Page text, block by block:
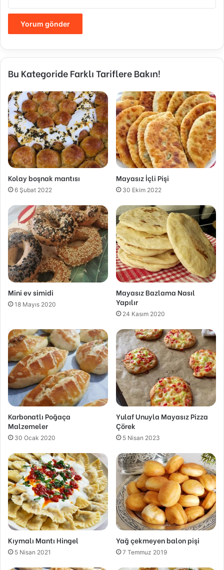
Bu Kategoride Farklı Tariflere Bakın!
Kolay boşnak mantısı
6 Şubat 2022
Mayasız İçli Pişi
30 Ekim 2022
Mini ev simidi
18 Mayıs 2020
Mayasız Bazlama Nasıl
Yapılır
24 Kasım 2020
Karbonatlı Poğaça
Malzemeler
30 Ocak 2020
Yulaf Unuyla Mayasız Pizza
Çörek
5 Nisan 2023
Kıymalı Mantı Hingel
5 Nisan 2021
Yağ çekmeyen balon pişi
7 Temmuz 2019